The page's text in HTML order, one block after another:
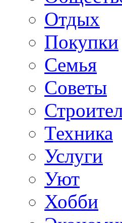
Отдых
Покупки
Семья
Советы
Техника
Услуги
Уют
Хобби